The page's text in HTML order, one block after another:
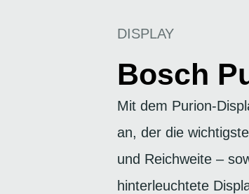
DISPLAY
Bosch
Mit dem Purion-
an, der die
und Reichweite –
hinterleuchtete